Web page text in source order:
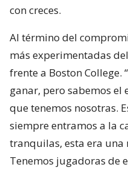
con creces.
Al término del
más experimentadas
frente a Boston College.
ganar, pero sabemos el
que tenemos nosotras.
siempre entramos a la
tranquilas, esta era una
Tenemos jugadoras de